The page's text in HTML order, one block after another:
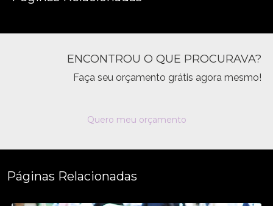
ENCONTROU O QUE PROCURAVA?
Faça seu orçamento grátis agora mesmo!
Quero meu orçamento
Páginas Relacionadas